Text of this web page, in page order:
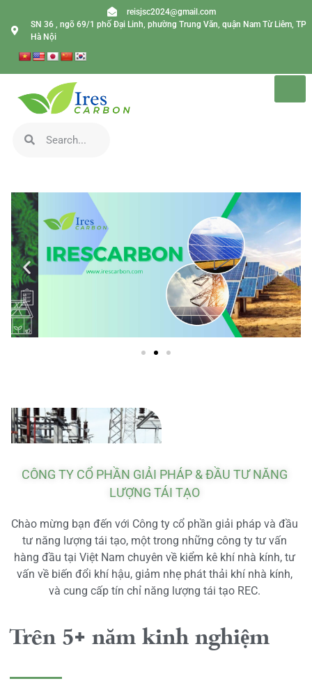
reisjsc2024@gmail.com
SN 36 , ngõ 69/1 phố Đại Linh, phường Trung Văn, quận Nam Từ Liêm, TP
Hà Nội
CÔNG TY CỔ PHẦN GIẢI PHÁP & ĐẦU TƯ NĂNG
LƯỢNG TÁI TẠO
Chào mừng bạn đến với Công ty cổ phần giải pháp và đầu
tư năng lượng tái tạo, một trong những công ty tư vấn
hàng đầu tại Việt Nam chuyên về kiểm kê khí nhà kính, tư
vấn về biến đổi khí hậu, giảm nhẹ phát thải khí nhà kính,
và cung cấp tín chỉ năng lượng tái tạo REC.
Trên 5+ năm kinh nghiệm